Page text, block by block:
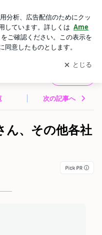
新通知
を受け取りまし
開く
次の記事へ
ん、その他各社